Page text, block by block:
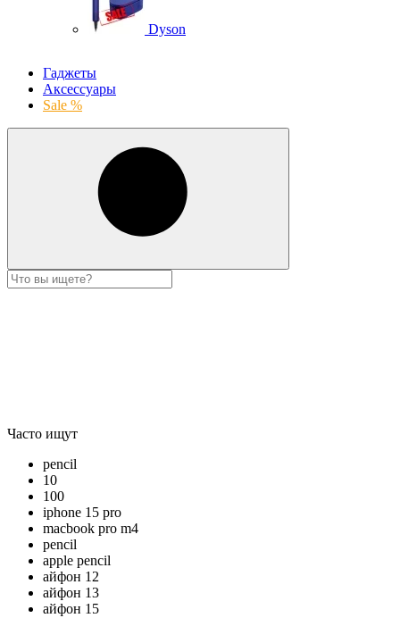
Dyson
Гаджеты
Аксессуары
Sale %
Часто ищут
pencil
10
100
iphone 15 pro
macbook pro m4
pencil
apple pencil
айфон 12
айфон 13
айфон 15